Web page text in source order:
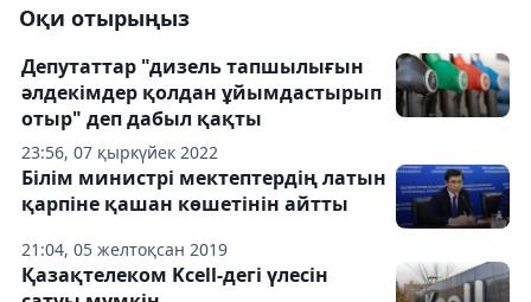
Оқи отырыңыз
23:56, 07 қыркүйек 2022
Депутаттар "дизель тапшылығын
әлдекімдер қолдан ұйымдастырып
отыр" деп дабыл қақты
21:04, 05 желтоқсан 2019
Білім министрі мектептердің латын
қарпіне қашан көшетінін айтты
Қазақтелеком Kcell-дегі үлесін